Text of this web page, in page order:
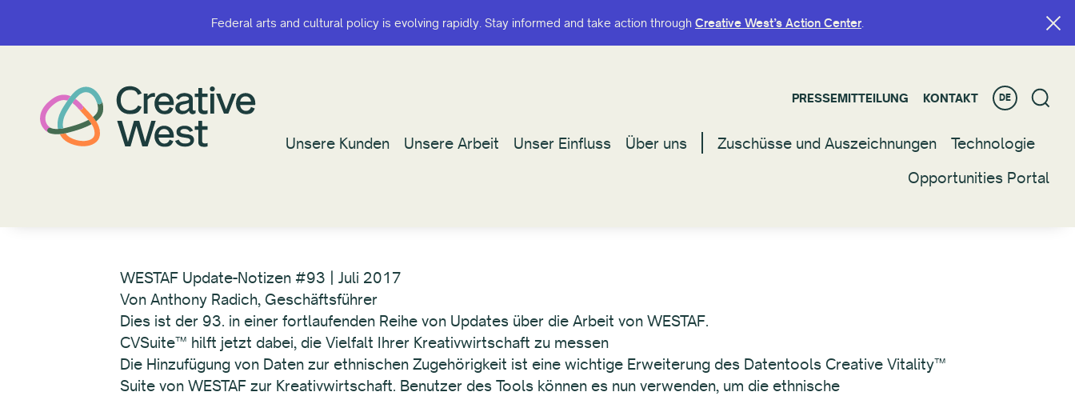
Federal arts and cultural policy is evolving rapidly. Stay informed and take action through Creative West’s Action Center.
PRESSEMITTEILUNG KONTAKT DE
Unsere Kunden Unsere Arbeit Unser Einfluss Über uns Zuschüsse und Auszeichnungen
Technologie
Opportunities Portal
Federal arts and cultural policy is evolving rapidly. Stay informed and take action through Creative West’s Action Center.
PRESSEMITTEILUNG KONTAKT DE
Unsere Kunden Unsere Arbeit Unser Einfluss Über uns Zuschüsse und Auszeichnungen
Technologie
Opportunities Portal
WESTAF Update-Notizen #93 | Juli 2017
Von Anthony Radich, Geschäftsführer
Dies ist der 93. in einer fortlaufenden Reihe von Updates über die Arbeit von WESTAF.
CVSuite™ hilft jetzt dabei, die Vielfalt Ihrer Kreativwirtschaft zu messen
Die Hinzufügung von Daten zur ethnischen Zugehörigkeit ist eine wichtige Erweiterung des Datentools Creative Vitality™
Suite von WESTAF zur Kreativwirtschaft. Benutzer des Tools können es nun verwenden, um die ethnische